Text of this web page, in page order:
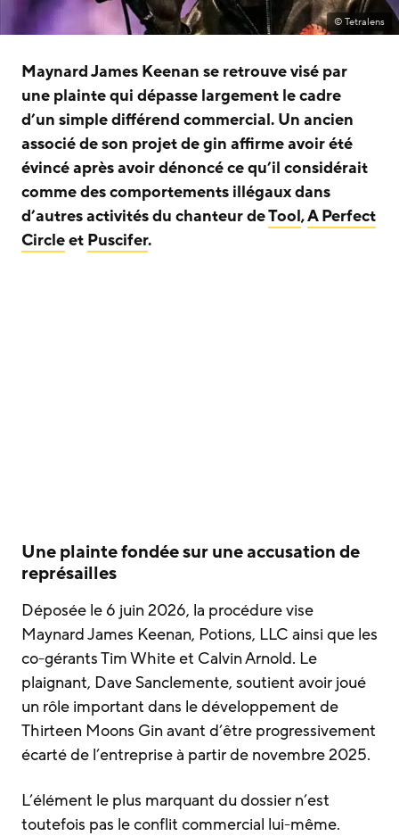
© Tetralens
Maynard James Keenan se retrouve visé par
une plainte qui dépasse largement le cadre
d’un simple différend commercial. Un ancien
associé de son projet de gin affirme avoir été
évincé après avoir dénoncé ce qu’il considérait
comme des comportements illégaux dans
d’autres activités du chanteur deTool,A Perfect
Circleet Puscifer.
Une plainte fondée sur une accusation de
représailles
Déposée le 6 juin 2026, la procédure vise
Maynard James Keenan, Potions, LLC ainsi que les
co-gérants Tim White et Calvin Arnold. Le
plaignant, Dave Sanclemente, soutient avoir joué
un rôle important dans le développement de
Thirteen Moons Gin avant d’être progressivement
écarté de l’entreprise à partir de novembre 2025.
L’élément le plus marquant du dossier n’est
toutefois pas le conflit commercial lui-même.